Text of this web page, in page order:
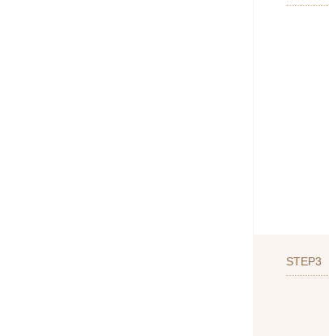
STEP3